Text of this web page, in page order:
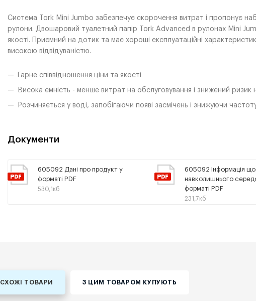
Система Tork Mini Jumbo забезпечує скорочення витрат і пропонує
рулони. Двошаровий туалетний папір Tork Advanced в рулонах Mini
якості. Приємний на дотик та має хороші експлуатаційні
високою відвідуваністю.
Гарне співвідношення ціни та якості
Висока ємність - менше витрат на обслуговування і знижений ризик
Розчиняється у воді, запобігаючи появі засмічень і знижуючи частоту
Документи
605092 Дані про продукт у
форматі PDF
530,1кб
605092 Інформація
навколишнього
форматі PDF
231,7кб
СХОЖІ ТОВАРИ З ЦИМ ТОВАРОМ КУПУЮТЬ